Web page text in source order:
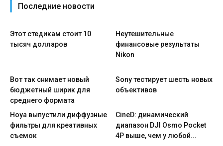
Последние новости
Этот стедикам стоит 10
тысяч долларов
Неутешительные
финансовые результаты
Nikon
Вот так снимает новый
бюджетный ширик для
среднего формата
Sony тестирует шесть новых
объективов
Hoya выпустили диффузные
фильтры для креативных
съемок
CineD: динамический
диапазон DJI Osmo Pocket
4P выше, чем у любой...